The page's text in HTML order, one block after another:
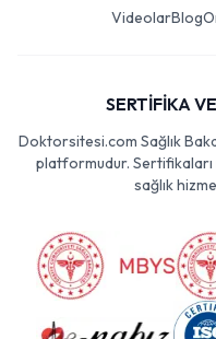
VideolarBlog
SERTİFİKA
Doktorsitesi.com Sağlık
platformudur. Sertifikaları
sağlık